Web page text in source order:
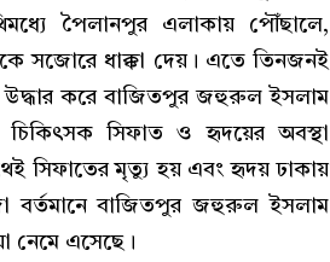
পৈলানপুর এলাকায় পৌঁছালে,
সজোরে ধাক্কা দেয়। এতে তিনজনই
উদ্ধার করে বাজিতপুর জহুরুল ইসলাম
চিকিৎসক সিফাত ও হৃদয়ের অবস্থা
সিফাতের মৃত্যু হয় এবং হৃদয় ঢাকায়
বর্তমানে বাজিতপুর জহুরুল ইসলাম
নেমে এসেছে।